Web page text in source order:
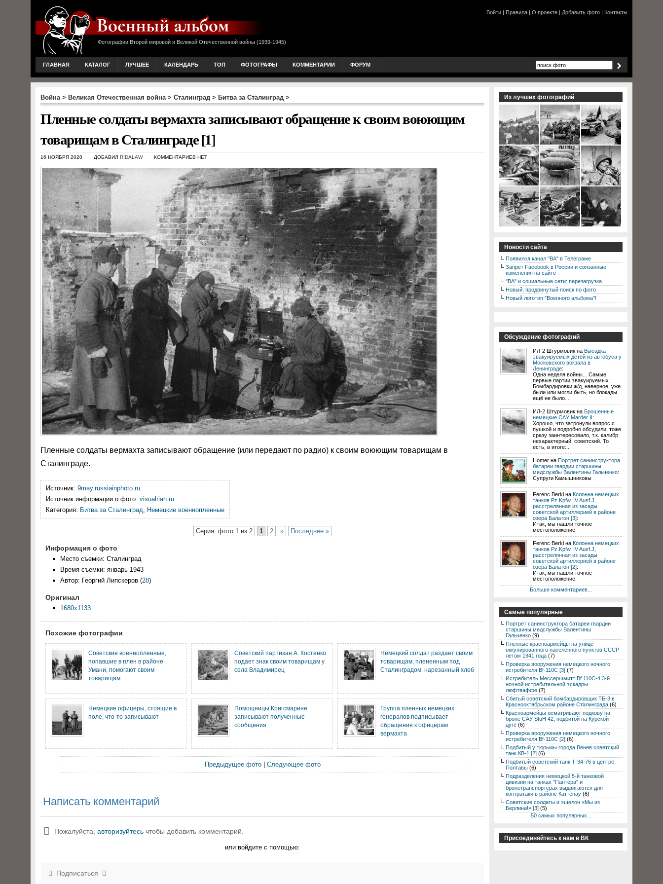
Фотографии Второй мировой и Великой Отечественной войны (1939-1945)
Войти | Правила | О проекте | Добавить фото | Контакты
ГЛАВНАЯ КАТАЛОГ ЛУЧШЕЕ КАЛЕНДАРЬ ТОП ФОТОГРАФЫ КОММЕНТАРИИ ФОРУМ
Война> Великая Отечественная война> Сталинград > Битва за Сталинград >
Пленные солдаты вермахта записывают обращение к своим воюющим
товарищам в Сталинграде [1]
16 НОЯБРЯ 2020 ДОБАВИЛ RIDALAW КОММЕНТАРИЕВ НЕТ
Пленные солдаты вермахта записывают обращение (или передают по радио) к своим воюющим товарищам в
Сталинграде.
Источник: 9may.russiainphoto.ru.
Источник информации о фото: visualrian.ru
Категория: Битва за Сталинград, Немецкие военнопленные
Серия: фото 1 из 2 1 2 » Последнее »
Информация о фото
Место съемки: Сталинград
Время съемки: январь 1943
Автор: Георгий Липскеров (28)
Оригинал
1680x1133
Похожие фотографии
Советские военнопленные,
попавшие в плен в районе
Умани, помогают своим
товарищам
Советский партизан А. Костенко
подает знак своим товарищам у
села Владимирец
Немецкий солдат раздает своим
товарищам, плененным под
Сталинградом, нарезанный хлеб
Немецкие офицеры, стоящие в
поле, что-то записывают
Помощницы Кригсмарине
записывают полученные
сообщения
Группа пленных немецких
генералов подписывает
обращение к офицерам
вермахта
Предыдущее фото| Следующее фото
Написать комментарий
Пожалуйста, авторизуйтесь чтобы добавить комментарий.
или войдите с помощью:
Подписаться
Из лучших фотографий
Новости сайта
Появился канал "ВА" в Телеграме
Запрет Facebook в России и связанные
изменения на сайте
"ВА" и социальные сети: перезагрузка
Новый, продвинутый поиск по фото
Новый логотип "Военного альбома"!
Обсуждение фотографий
ИЛ-2 Штурмовик на Высадка
эвакуируемых детей из автобуса у
Московского вокзала в
Ленинграде:
Одна неделя войны... Самые
первые партии эвакуируемых...
Бомбардировки ж/д, наверное, уже
были или могли быть, но блокады
ещё не было....
ИЛ-2 Штурмовик на Брошенные
немецкие САУ Marder II:
Хорошо, что затронули вопрос с
пушкой и подробно обсудили, тоже
сразу заинтересовало, т.к. калибр
нехарактерный, советский. То
есть, в итоге:...
Homer на Портрет санинструктора
батареи гвардии старшины
медслужбы Валентины Гальченко:
Супруги Камышниковы
Ferenc Berki на Колонна немецких
танков Pz.Kpfw. IV Ausf.J,
расстрелянная из засады
советской артиллерией в районе
озера Балатон [3]:
Итак, мы нашли точное
местоположение:
Ferenc Berki на Колонна немецких
танков Pz.Kpfw. IV Ausf.J,
расстрелянная из засады
советской артиллерией в районе
озера Балатон [2]:
Итак, мы нашли точное
местоположение:
Больше комментариев...
Самые популярные
Портрет санинструктора батареи гвардии
старшины медслужбы Валентины
Гальченко (9)
Пленные красноармейцы на улице
оккупированного населенного пунктов СССР
летом 1941 года (7)
Проверка вооружения немецкого ночного
истребителя Bf-110C [3] (7)
Истребитель Мессершмитт Bf.110C-4 3-й
ночной истребительной эскадры
люфтваффе (7)
Сбитый советский бомбардировщик ТБ-3 в
Краснооктябрьском районе Сталинграда (6)
Красноармейцы осматривают подкову на
броне САУ StuH 42, подбитой на Курской
дуге (6)
Проверка вооружения немецкого ночного
истребителя Bf-110C [2] (6)
Подбитый у тюрьмы города Венев советский
танк КВ-1 [2] (6)
Подбитый советский танк Т-34-76 в центре
Полтавы (6)
Подразделения немецкой 5-й танковой
дивизии на танках "Пантера" и
бронетранспортерах выдвигаются для
контратаки в районе Каттенау (6)
Советские солдаты и эшелон «Мы из
Берлина!» [3] (5)
50 самых популярных...
Присоединяйтесь к нам в ВК